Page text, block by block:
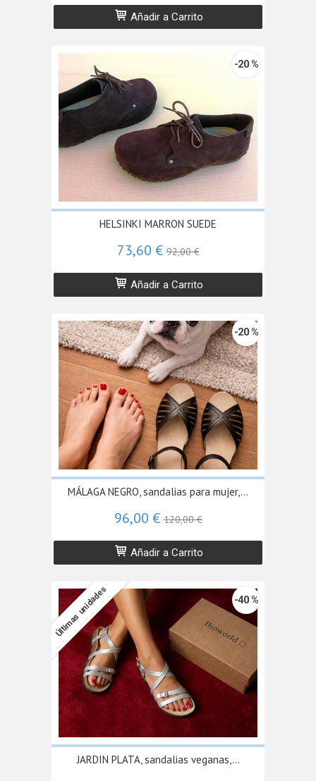
Añadir a Carrito
-20 %
HELSINKI MARRON SUEDE
73,60 €92,00 €
Añadir a Carrito
-20 %
MÁLAGA NEGRO, sandalias para mujer,...
96,00 €120,00 €
Añadir a Carrito
Últimas unidades -40 %
JARDIN PLATA, sandalias veganas,...